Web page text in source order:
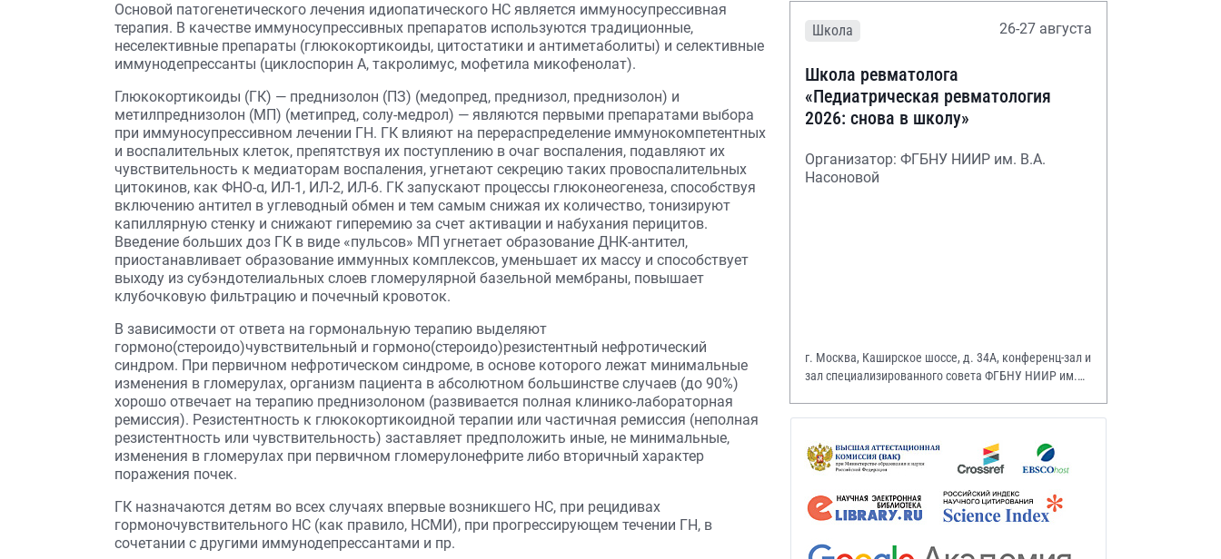
Основой патогенетического лечения идиопатического НС является иммуносупрессивная
терапия. В качестве иммуносупрессивных препаратов используются традиционные,
неселективные препараты (глюкокортикоиды, цитостатики и антиметаболиты) и селективные
иммунодепрессанты (циклоспорин А, такролимус, мофетила микофенолат).
Глюкокортикоиды (ГК) — преднизолон (ПЗ) (медопред, преднизол, преднизолон) и
метилпреднизолон (МП) (метипред, солу-медрол) — являются первыми препаратами выбора
при иммуносупрессивном лечении ГН. ГК влияют на перераспределение иммунокомпетентных
и воспалительных клеток, препятствуя их поступлению в очаг воспаления, подавляют их
чувствительность к медиаторам воспаления, угнетают секрецию таких провоспалительных
цитокинов, как ФНО-α, ИЛ-1, ИЛ-2, ИЛ-6. ГК запускают процессы глюконеогенеза, способствуя
включению антител в углеводный обмен и тем самым снижая их количество, тонизируют
капиллярную стенку и снижают гиперемию за счет активации и набухания перицитов.
Введение больших доз ГК в виде «пульсов» МП угнетает образование ДНК-антител,
приостанавливает образование иммунных комплексов, уменьшает их массу и способствует
выходу из субэндотелиальных слоев гломерулярной базельной мембраны, повышает
клубочковую фильтрацию и почечный кровоток.
В зависимости от ответа на гормональную терапию выделяют
гормоно(стероидо)чувствительный и гормоно(стероидо)резистентный нефротический
синдром. При первичном нефротическом синдроме, в основе которого лежат минимальные
изменения в гломерулах, организм пациента в абсолютном большинстве случаев (до 90%)
хорошо отвечает на терапию преднизолоном (развивается полная клинико-лабораторная
ремиссия). Резистентность к глюкокортикоидной терапии или частичная ремиссия (неполная
резистентность или чувствительность) заставляет предположить иные, не минимальные,
изменения в гломерулах при первичном гломерулонефрите либо вторичный характер
поражения почек.
ГК назначаются детям во всех случаях впервые возникшего НС, при рецидивах
гормоночувствительного НС (как правило, НСМИ), при прогрессирующем течении ГН, в
сочетании с другими иммунодепрессантами и пр.
Школа 26-27 августа
Школа ревматолога
«Педиатрическая ревматология
2026: снова в школу»
Организатор: ФГБНУ НИИР им. В.А.
Насоновой
г. Москва, Каширское шоссе, д. 34А, конференц-зал и
зал специализированного совета ФГБНУ НИИР им.